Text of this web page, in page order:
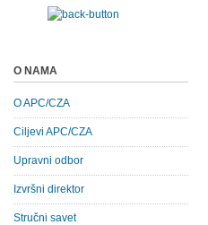
O NAMA
O APC/CZA
Ciljevi APC/CZA
Upravni odbor
Izvršni direktor
Stručni savet